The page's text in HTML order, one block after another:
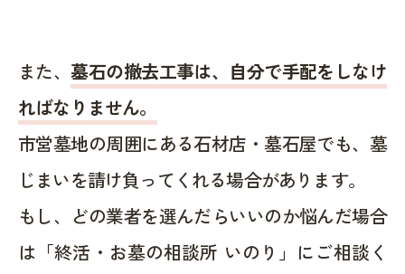
また、墓石の撤去工事は、自分で手配をしなけ
ればなりません。
市営墓地の周囲にある石材店・墓石屋でも、墓
じまいを請け負ってくれる場合があります。
もし、どの業者を選んだらいいのか悩んだ場合
は「終活・お墓の相談所 いのり」にご相談く